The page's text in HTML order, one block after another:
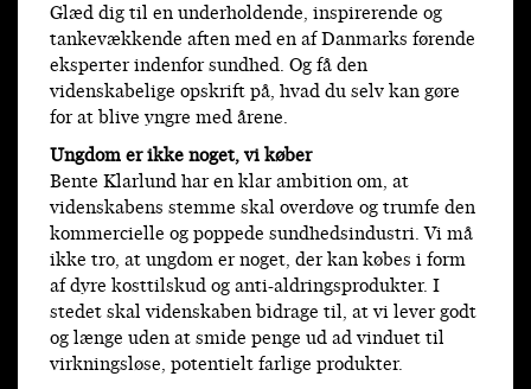
Glæd dig til en underholdende, inspirerende og
tankevækkende aften med en af Danmarks førende
eksperter indenfor sundhed. Og få den
videnskabelige opskrift på, hvad du selv kan gøre
for at blive yngre med årene.
Ungdom er ikke noget, vi køber
Bente Klarlund har en klar ambition om, at
videnskabens stemme skal overdøve og trumfe den
kommercielle og poppede sundhedsindustri. Vi må
ikke tro, at ungdom er noget, der kan købes i form
af dyre kosttilskud og anti-aldringsprodukter. I
stedet skal videnskaben bidrage til, at vi lever godt
og længe uden at smide penge ud ad vinduet til
virkningsløse, potentielt farlige produkter.